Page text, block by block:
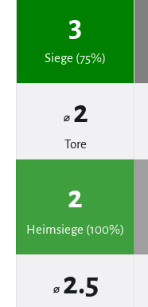
3
Siege (75%)
⌀ 2
Tore
2
Heimsiege (100%)
⌀ 2.5